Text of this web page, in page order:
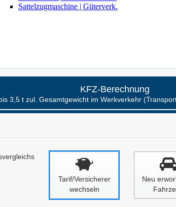
Sattelzugmaschine | Güterverk.